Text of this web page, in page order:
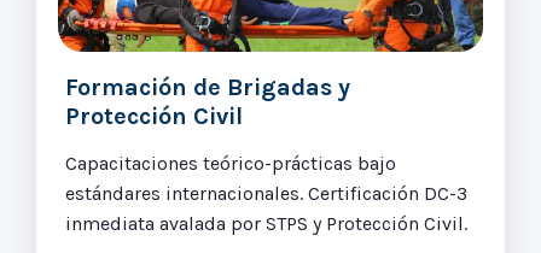
Formación de Brigadas y
Protección Civil
Capacitaciones teórico-prácticas bajo
estándares internacionales. Certificación DC-3
inmediata avalada por STPS y Protección Civil.